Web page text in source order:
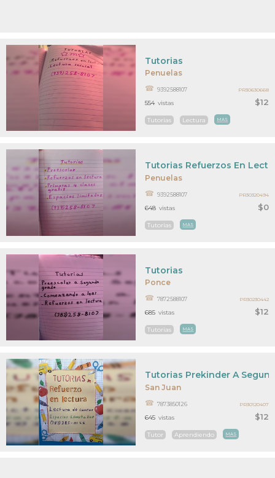
Penuelas
$12
Tutorias
9392588107
Tutorias Lectura MAS
554 vistas
PR30630668
Penuelas
$0
Tutorias Refuerzos En
9392588107
Tutorias MAS
648 vistas
PR30320494
Ponce
$12
Tutorias
7872588107
Tutorias MAS
685 vistas
PR30230442
San Juan
$12
Tutorias Prekinder A
7873850126
Tutor Aprendiendo MAS
645 vistas
PR30120407